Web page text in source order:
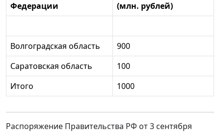
Федерации
(млн. рублей)
Волгоградская область
900
Саратовская область
100
Итого
1000
Распоряжение Правительства РФ от 3 сентября